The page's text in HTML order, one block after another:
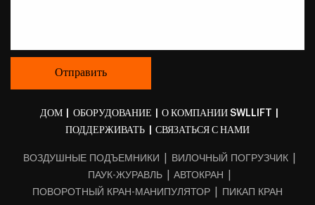
ДОМ ОБОРУДОВАНИЕ О КОМПАНИИ SWLLIFT
ПОДДЕРЖИВАТЬ
СВЯЗАТЬСЯ С НАМИ
ВОЗДУШНЫЕ ПОДЪЕМНИКИ ВИЛОЧНЫЙ ПОГРУЗЧИК
ПАУК-ЖУРАВЛЬ АВТОКРАН
ПОВОРОТНЫЙ КРАН-МАНИПУЛЯТОР ПИКАП КРАН